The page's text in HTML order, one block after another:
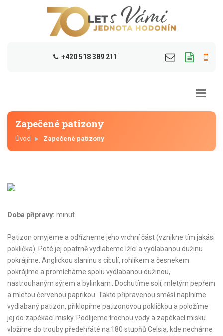
+420 518 389 211
Zapečené patizony
Úvod Zapečené patizony
Doba přípravy: minut
Patizon omyjeme a odřízneme jeho vrchní část (vznikne tím jakási
poklička). Poté jej opatrně vydlabeme lžící a vydlabanou dužinu
pokrájíme. Anglickou slaninu s cibulí, rohlíkem a česnekem
pokrájíme a promícháme spolu vydlabanou dužinou,
nastrouhaným sýrem a bylinkami. Dochutíme solí, mletým pepřem
a mletou červenou paprikou. Takto připravenou směsí naplníme
vydlabaný patizon, přiklopíme patizonovou pokličkou a položíme
jej do zapékací misky. Podlijeme trochou vody a zapékací misku
vložíme do trouby předehřáté na 180 stupňů Celsia, kde necháme